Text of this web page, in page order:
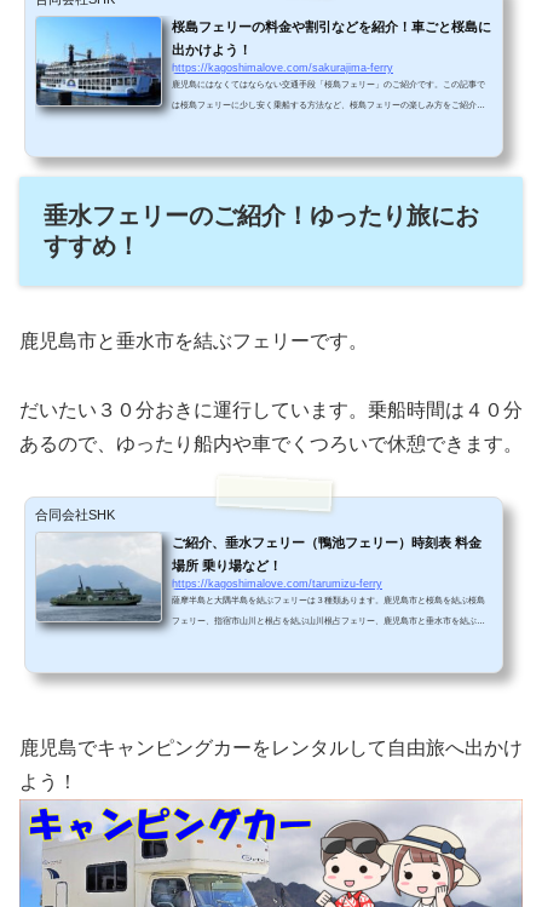
桜島フェリーの料金や割引などを紹介！車ごと桜島に
出かけよう！
https://kagoshimalove.com/sakurajima-ferry
鹿児島にはなくてはならない交通手段「桜島フェリー」のご紹介です。この記事で
は桜島フェリーに少し安く乗船する方法など、桜島フェリーの楽しみ方をご紹介し
ら桜島や大隅半島へ観光で行くときは桜島フェリーが便利ですよ！こちらは朝八時
島が美しいです！桜島フェリーの料金表（少し料金を安く...
垂水フェリーのご紹介！ゆったり旅にお
すすめ！
鹿児島市と垂水市を結ぶフェリーです。
だいたい３０分おきに運行しています。乗船時間は４０分
あるので、ゆったり船内や車でくつろいで休憩できます。
合同会社SHK
ご紹介、垂水フェリー（鴨池フェリー）時刻表 料金
場所 乗り場など！
https://kagoshimalove.com/tarumizu-ferry
薩摩半島と大隅半島を結ぶフェリーは３種類あります。鹿児島市と桜島を結ぶ桜島
フェリー、指宿市山川と根占を結ぶ山川根占フェリー、鹿児島市と垂水市を結ぶ垂
にお役に立つと思います！垂水フェリーとは？鹿児島市（鴨池港）と垂水港（垂水
鹿児島でキャンピングカーをレンタルして自由旅へ出かけ
よう！